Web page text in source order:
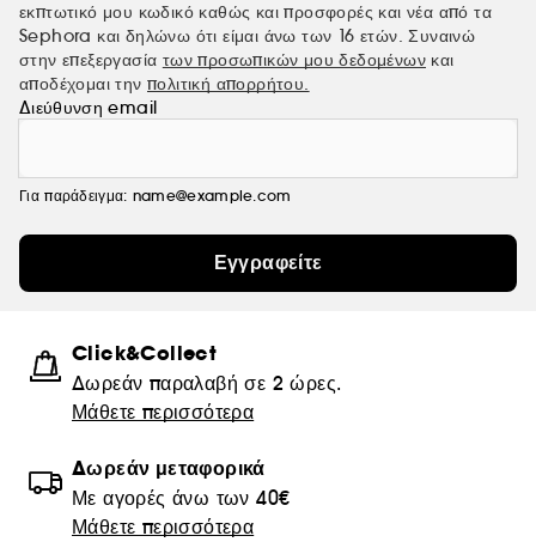
εκπτωτικό μου κωδικό καθώς και προσφορές και νέα από τα
Sephora και δηλώνω ότι είμαι άνω των 16 ετών. Συναινώ
στην επεξεργασία των προσωπικών μου δεδομένων και
αποδέχομαι την πολιτική απορρήτου.
Διεύθυνση email
Για παράδειγμα: name@example.com
Εγγραφείτε
Click&Collect
Δωρεάν παραλαβή σε 2 ώρες.
Μάθετε περισσότερα
Δωρεάν μεταφορικά
Με αγορές άνω των 40€
Μάθετε περισσότερα